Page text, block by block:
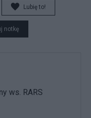
Lubię to!
notkę
ws. RARS